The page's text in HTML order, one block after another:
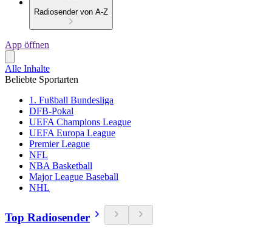
Radiosender von A-Z
App öffnen
Alle Inhalte
Beliebte Sportarten
1. Fußball Bundesliga
DFB-Pokal
UEFA Champions League
UEFA Europa League
Premier League
NFL
NBA Basketball
Major League Baseball
NHL
Top Radiosender